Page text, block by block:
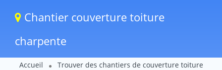
Chantier couverture toiture
charpente
Accueil Trouver des chantiers de couverture toiture